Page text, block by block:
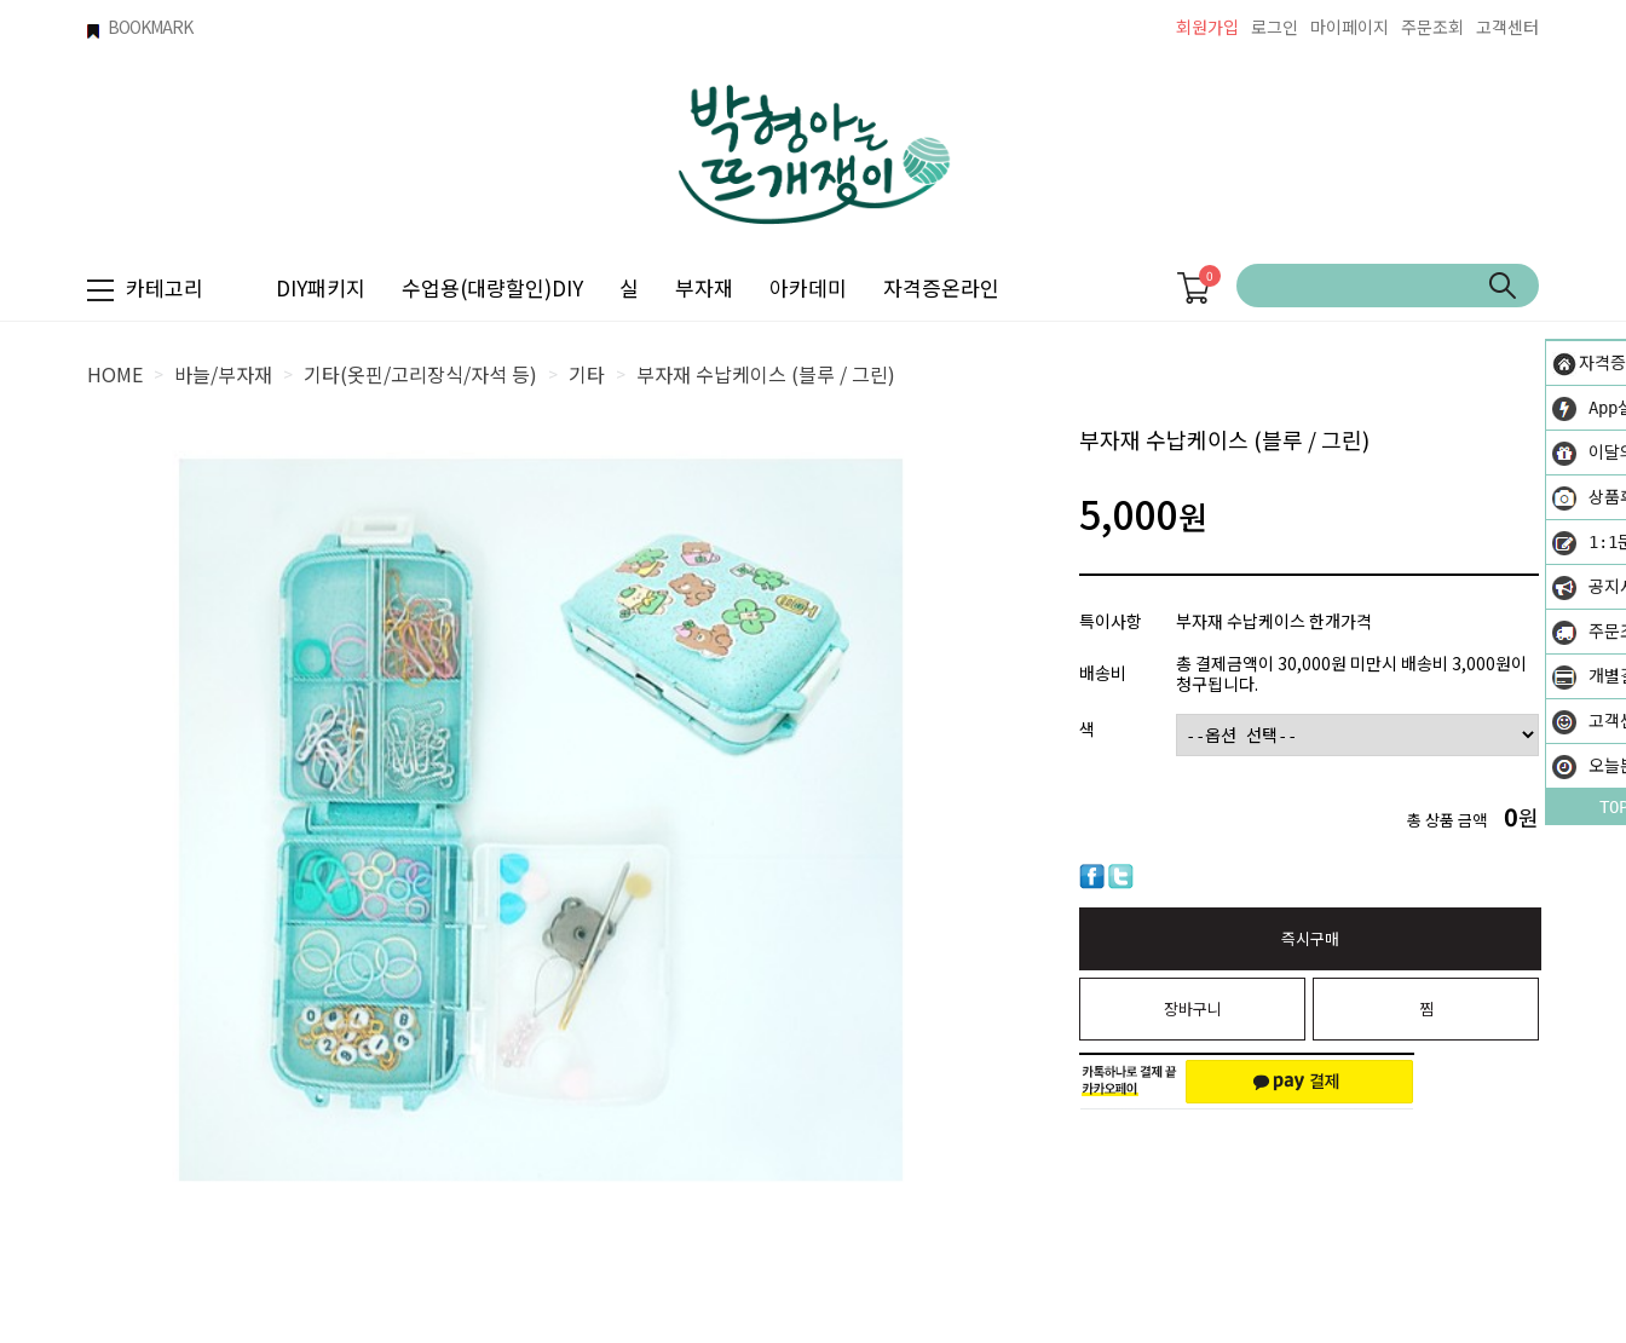
자격
App
이달
상품
1:1
공지
주문
개별
고객
오늘
BOOKMARK 회원가입 로그인 마이페이지 주문조회 고객센터
카테고리 DIY패키지 수업용(대량할인)DIY 실 부자재 아카데미 자격증온라인 0
HOME > 바늘/부자재 > 기타(옷핀/고리장식/자석 등) > 기타 > 부자재 수납케이스 (블루 / 그린)
부자재 수납케이스 (블루 / 그린)
5,000원
특이사항 부자재 수납케이스 한개가격
배송비
총 결제금액이 30,000원 미만시 배송비 3,000원이
청구됩니다.
색
총 상품 금액 0원
즉시구매
장바구니 찜